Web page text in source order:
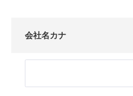
会社名カナ